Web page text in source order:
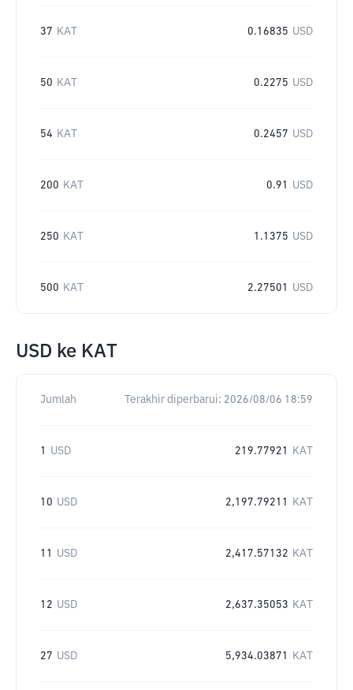
37 KAT 0.16835 USD
50 KAT 0.2275 USD
54 KAT 0.2457 USD
200 KAT 0.91 USD
250 KAT 1.1375 USD
500 KAT 2.27501 USD
USD ke KAT
Jumlah Terakhir diperbarui: 2026/08/06 18:59
1 USD 219.77921 KAT
10 USD 2,197.79211 KAT
11 USD 2,417.57132 KAT
12 USD 2,637.35053 KAT
27 USD 5,934.03871 KAT